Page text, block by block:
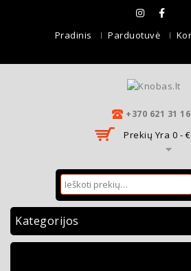
Pradinis Parduotuvė
+370 621 31
Prekių Yra 0 - €
Kategorijos